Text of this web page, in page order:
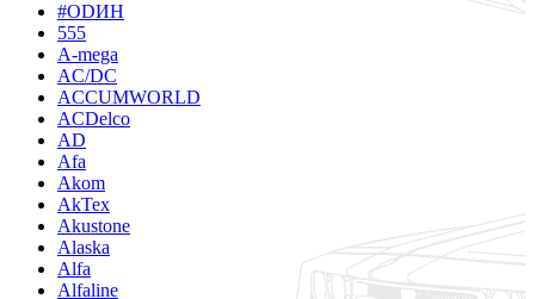
#ODИН
555
A-mega
AC/DC
ACCUMWORLD
ACDelco
AD
Afa
Akom
AkTex
Akustone
Alaska
Alfa
Alfaline